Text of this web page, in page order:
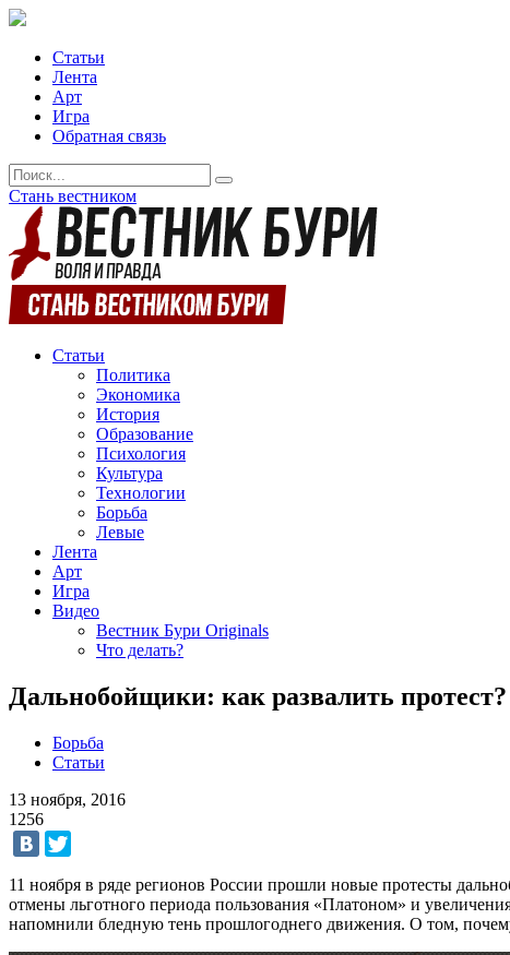
Статьи
Лента
Арт
Игра
Обратная связь
Стань вестником
Статьи
Политика
Экономика
История
Образование
Психология
Культура
Технологии
Борьба
Левые
Лента
Арт
Игра
Видео
Вестник Бури Originals
Что делать?
Дальнобойщики: как развалить протест?
Борьба
Статьи
13 ноября, 2016
1256
11 ноября в ряде регионов России прошли новые протесты
отмены льготного периода пользования «Платоном» и
напомнили бледную тень прошлогоднего движения. О том,